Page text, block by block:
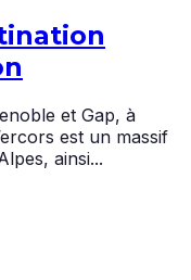
et Gap, à
est un massif
ainsi...